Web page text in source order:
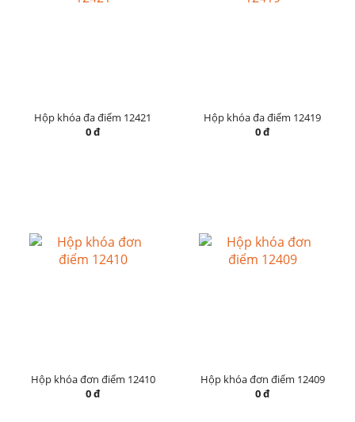
Hộp khóa đa điểm 12421
0 đ
Hộp khóa đa điểm 12419
0 đ
Hộp khóa đơn điểm 12410
0 đ
Hộp khóa đơn điểm 12409
0 đ